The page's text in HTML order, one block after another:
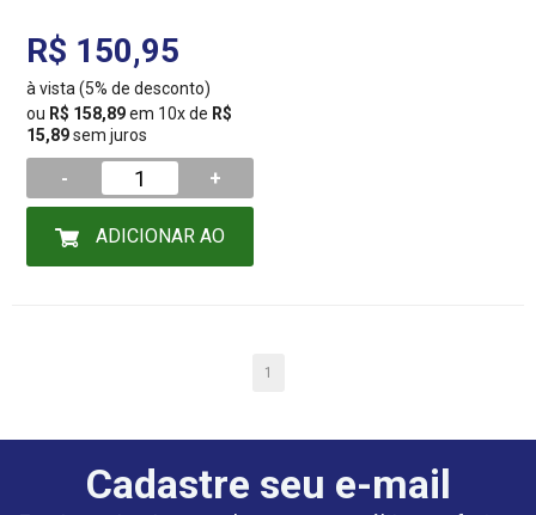
10088
R$ 150,95
à vista (5% de desconto)
ou R$ 158,89em 10x de R$
15,89sem juros
- +
1
Cadastre seu e-mail